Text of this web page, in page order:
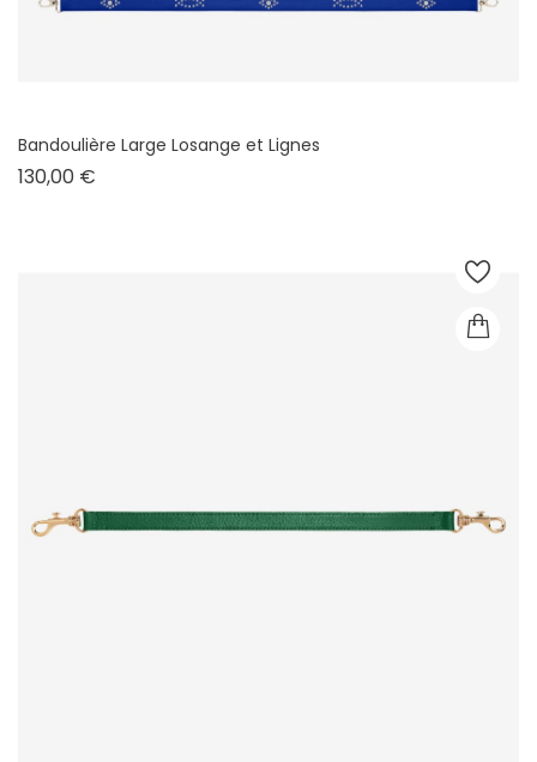
Bandoulière Large Losange et Lignes
130,00 €